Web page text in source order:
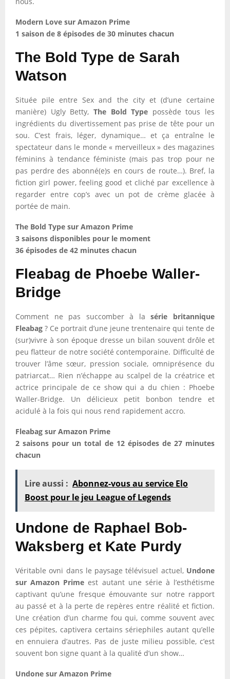
Modern Love sur Amazon Prime
1 saison de 8 épisodes de 30 minutes chacun
The Bold Type de Sarah
Watson
Située pile entre Sex and the city et (d’une certaine
manière) Ugly Betty, The Bold Type possède tous les
ingrédients du divertissement pas prise de tête pour un
sou. C’est frais, léger, dynamique… et ça entraîne le
spectateur dans le monde « merveilleux » des magazines
féminins à tendance féministe (mais pas trop pour ne
pas perdre des abonné(e)s en cours de route…). Bref, la
fiction girl power, feeling good et cliché par excellence à
regarder entre cop’s avec un pot de crème glacée à
portée de main.
The Bold Type sur Amazon Prime
3 saisons disponibles pour le moment
36 épisodes de 42 minutes chacun
Fleabag de Phoebe Waller-
Bridge
Comment ne pas succomber à lasérie britannique
Fleabag ? Ce portrait d’une jeune trentenaire qui tente de
(sur)vivre à son époque dresse un bilan souvent drôle et
peu flatteur de notre société contemporaine. Difficulté de
trouver l’âme sœur, pression sociale, omniprésence du
patriarcat… Rien n’échappe au scalpel de la créatrice et
actrice principale de ce show qui a du chien : Phoebe
Waller-Bridge. Un délicieux petit bonbon tendre et
acidulé à la fois qui nous rend rapidement accro.
Fleabag sur Amazon Prime
2 saisons pour un total de 12 épisodes de 27 minutes
chacun
Lire aussi : Abonnez-vous au service Elo
Boost pour le jeu League of Legends
Undone de Raphael Bob-
Waksberg et Kate Purdy
Véritable ovni dans le paysage télévisuel actuel, Undone
sur Amazon Prime est autant une série à l’esthétisme
captivant qu’une fresque émouvante sur notre rapport
au passé et à la perte de repères entre réalité et fiction.
Une création d’un charme fou qui, comme souvent avec
ces pépites, captivera certains sériephiles autant qu’elle
en ennuiera d’autres. Pas de juste milieu possible, c’est
souvent bon signe quant à la qualité d’un show…
Undone sur Amazon Prime